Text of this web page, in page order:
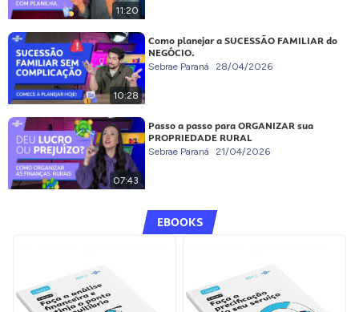
11:20
10:28
Como planejar a SUCESSÃO FAMILIAR do
NEGÓCIO.
Sebrae Paraná 28/04/2026
07:43
Passo a passo para ORGANIZAR sua
PROPRIEDADE RURAL
Sebrae Paraná 21/04/2026
EBOOKS